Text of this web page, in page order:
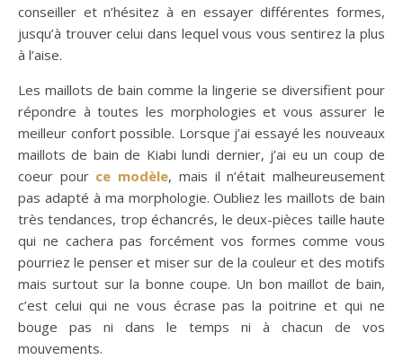
conseiller et n’hésitez à en essayer différentes formes,
jusqu’à trouver celui dans lequel vous vous sentirez la plus
à l’aise.
Les maillots de bain comme la lingerie se diversifient pour
répondre à toutes les morphologies et vous assurer le
meilleur confort possible. Lorsque j’ai essayé les nouveaux
maillots de bain de Kiabi lundi dernier, j’ai eu un coup de
coeur pour ce modèle, mais il n’était malheureusement
pas adapté à ma morphologie. Oubliez les maillots de bain
très tendances, trop échancrés, le deux-pièces taille haute
qui ne cachera pas forcément vos formes comme vous
pourriez le penser et miser sur de la couleur et des motifs
mais surtout sur la bonne coupe. Un bon maillot de bain,
c’est celui qui ne vous écrase pas la poitrine et qui ne
bouge pas ni dans le temps ni à chacun de vos
mouvements.